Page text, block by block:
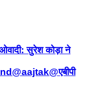
सुरेश कोड़ा ने